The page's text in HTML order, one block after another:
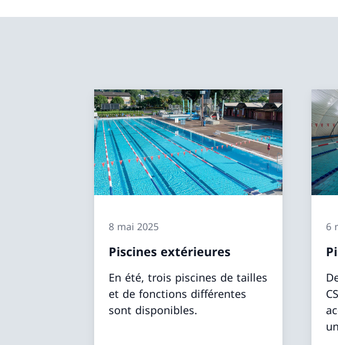
8 mai 2025
Piscines extérieures
En été, trois piscines de tailles
et de fonctions différentes
sont disponibles.
6